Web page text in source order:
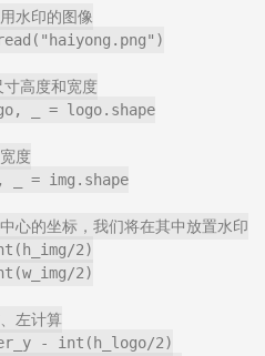
水印的图像
高度和宽度
_ = logo.shape
度
_ = img.shape
心的坐标，我们将在其中放置水印
2)
2)
左计算
- int(h_logo/2)